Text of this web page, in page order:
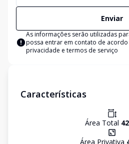
Enviar
As informações serão utilizadas
possa entrar em contato de acordo
privacidade e termos de serviço
Características
Área Total 42
Área Privativa